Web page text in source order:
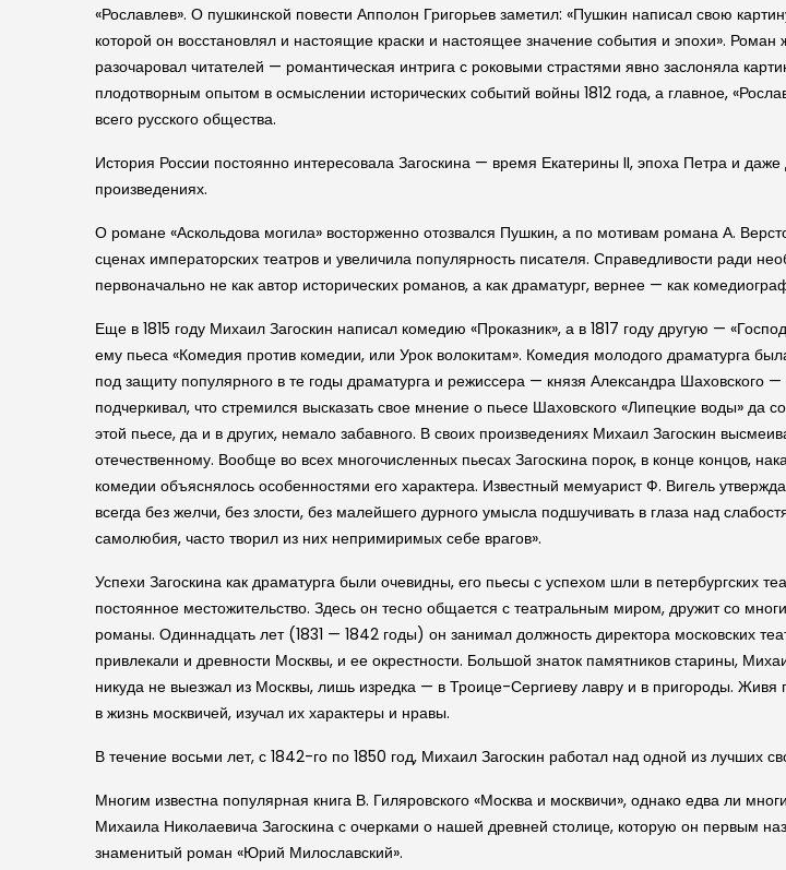
«Рославлев». О пуш­кин­ской повести Апполон Григорьев заметил: «Пушкин написал свою
которой он восстановлял и настоящие кра­ски и настоящее значение события и эпохи».
разочаровал читателей — романтиче­ская интрига с роковыми страстями явно заслоняла
плодотворным опытом в осмыслении исто­ри­че­ских событий войны 1812 года, а главное,
всего рус­ского общества.
История России постоянно интересовала Заго­скина — время Екатерины II, эпоха Петра и
произведениях.
О романе «Аскольдова могила» восторженно отозвался Пушкин, а по мотивам романа А.
сценах император­ских театров и увеличила популярность писателя. Справедливости ради
первоначально не как автор историче­ских романов, а как драматург, вернее — как
Еще в 1815 году Михаил Заго­скин написал комедию «Проказник», а в 1817 году другую —
ему пьеса «Комедия против комедии, или Урок волокитам». Комедия молодого драматурга
под защиту популярного в те годы драматурга и режиссера — князя Александра Шахов­ского
подчеркивал, что стремился высказать свое мнение о пьесе Шахов­ского «Липецкие воды» да
этой пьесе, да и в других, немало забавного. В своих произведениях Михаил Заго­скин
отечественному. Вообще во всех многочисленных пьесах Заго­скина порок, в конце концов,
комедии объяснялось особенностями его характера. Известный мемуарист Ф. Ви­гель
всегда без желчи, без злости, без малейшего дурного умысла подшучивать в глаза над
самолюбия, часто творил из них непримиримых себе врагов».
Успехи Заго­скина как драматурга были очевидны, его пьесы с успехом шли в петербург­ских
постоянное местожительство. Здесь он тесно общается с театральным миром, дружит со
романы. Одиннадцать лет (1831 — 1842 годы) он занимал должность директора москов­ских
привлекали и древности Москвы, и ее окрестности. Большой знаток памятников старины,
никуда не выезжал из Москвы, лишь изредка — в Троице-Сергиеву лавру и в пригороды.
в жизнь москвичей, изучал их характеры и нравы.
В течение восьми лет, с 1842-го по 1850 год, Михаил Заго­скин работал над одной из лучших
Многим известна популярная книга В. Гиляров­ского «Москва и москвичи», однако едва ли
Михаила Николаевича Заго­скина с очерками о нашей древней столице, которую он первым
знаменитый роман «Юрий Милослав­ский».